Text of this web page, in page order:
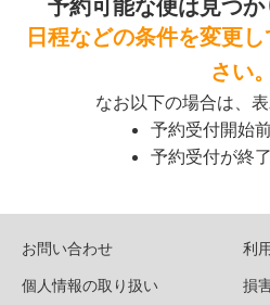
予約可能な便は見つか
日程などの条件を変更
さい。
なお以下の場合は、表
予約受付開始
予約受付が終
お問い合わせ
利
個人情報の取り扱い
損